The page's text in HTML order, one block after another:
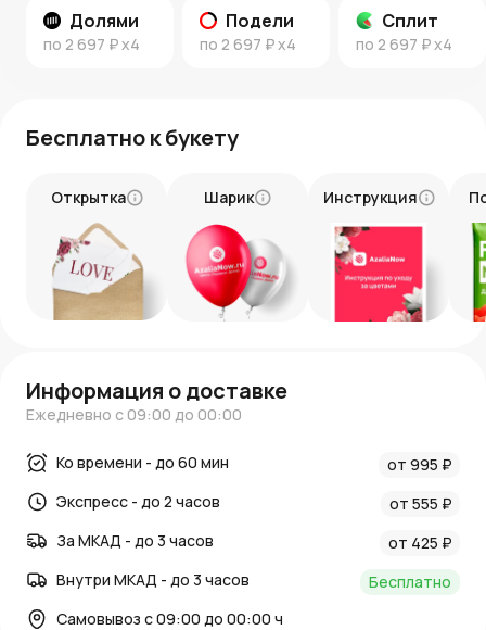
Долями
по 2 697 ₽x4
Подели
по 2 697 ₽x4
Сплит
по 2 697 ₽x4
Быстрая доставка курьером или возможность
самовывоза.
своим близким!
Бесплатно к букету
Открытка Шарик Инструкция
Информация о доставке
Ежедневно с 09:00 до 00:00
Ко времени - до 60 мин
от 995 ₽
Экспресс - до 2 часов
от 555 ₽
За МКАД - до 3 часов
от 425 ₽
Внутри МКАД - до 3 часов
Бесплатно
Самовывоз с 09:00 до 00:00 ч